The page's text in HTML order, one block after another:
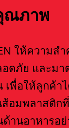
ณภาพ
ให้ความส
ดภัย และมา
พื่อให้ลูกค้า
อมพลาสติกที่
านอาหารอย่